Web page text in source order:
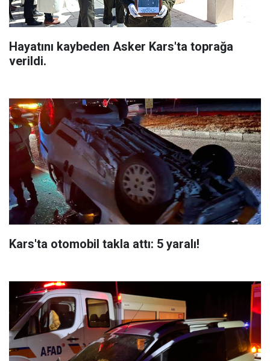
Hayatını kaybeden Asker Kars'ta toprağa
verildi.
Kars'ta otomobil takla attı: 5 yaralı!